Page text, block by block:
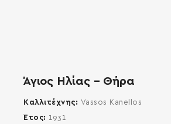
Άγιος Ηλίας – Θήρα
Καλλιτέχνης
Vassos Kanellos
Έτος
1931